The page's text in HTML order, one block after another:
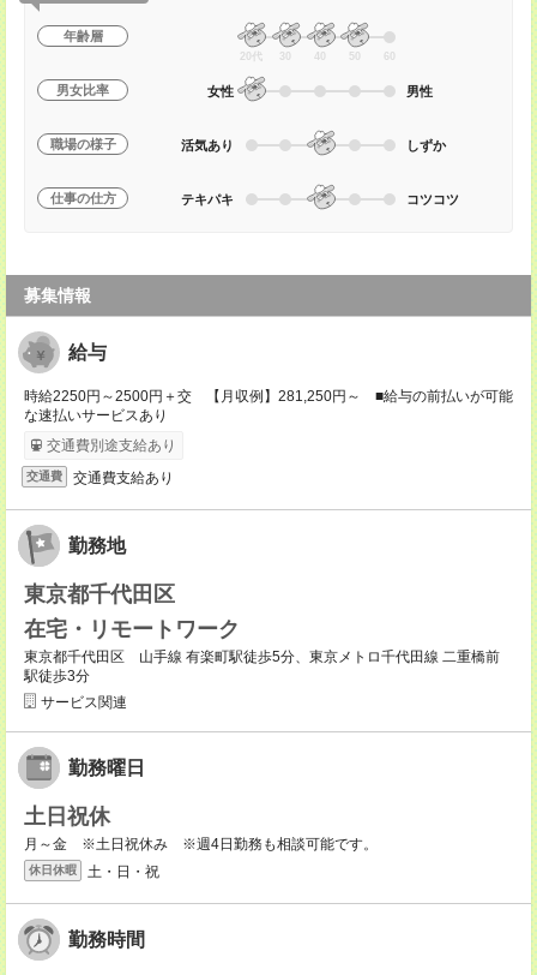
年齢層
20代 30 40 50 60
男女比率 女性 男性
職場の様子 活気あり しずか
仕事の仕方 テキパキ コツコツ
募集情報
給与
時給2250円～2500円＋交 【月収例】281,250円～ ■給与の前払いが可能
な速払いサービスあり
交通費別途支給あり
交通費 交通費支給あり
勤務地
東京都千代田区
在宅・リモートワーク
東京都千代田区 山手線 有楽町駅徒歩5分、東京メトロ千代田線 二重橋前
駅徒歩3分
サービス関連
勤務曜日
土日祝休
月～金 ※土日祝休み ※週4日勤務も相談可能です。
休日休暇 土・日・祝
勤務時間